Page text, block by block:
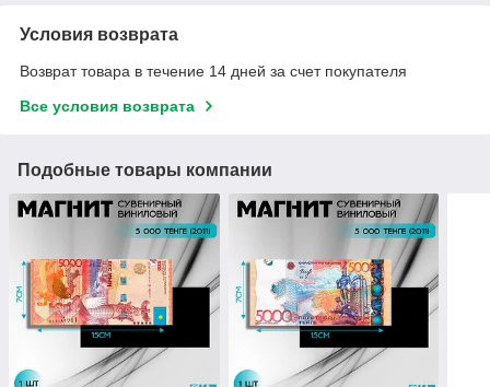
Условия возврата
Возврат товара в течение 14 дней за счет покупателя
Все условия возврата
Подобные товары компании